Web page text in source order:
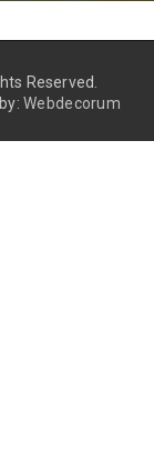
Reserved.
Webdecorum